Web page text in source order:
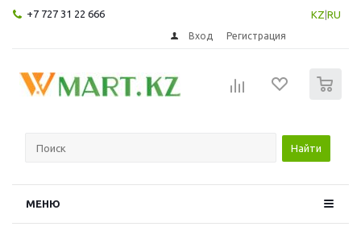
+7 727 31 22 666 KZ RU
Вход Регистрация
Найти
МЕНЮ